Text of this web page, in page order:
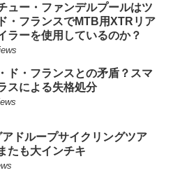
ュー・ファンデルプールはツ
・フランスでMTB用XTRリア
ラーを使用しているのか？
ド・フランスとの矛盾？スマ
スによる失格処分
ドループサイクリングツア
たも大インチキ